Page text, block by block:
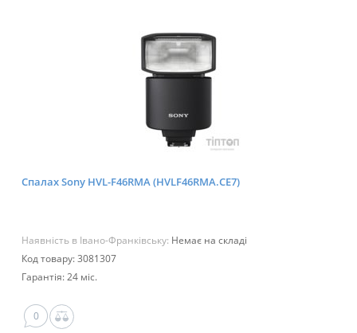
Спалах Sony HVL-F46RMA (HVLF46RMA.CE7)
Наявність в Івано-Франківську: Немає на складі
Код товару: 3081307
Гарантія: 24 міс.
0